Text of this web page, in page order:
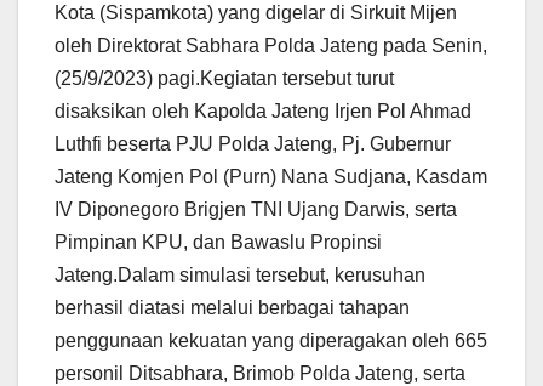
Kota (Sispamkota) yang digelar di Sirkuit Mijen
oleh Direktorat Sabhara Polda Jateng pada Senin,
(25/9/2023) pagi.Kegiatan tersebut turut
disaksikan oleh Kapolda Jateng Irjen Pol Ahmad
Luthfi beserta PJU Polda Jateng, Pj. Gubernur
Jateng Komjen Pol (Purn) Nana Sudjana, Kasdam
IV Diponegoro Brigjen TNI Ujang Darwis, serta
Pimpinan KPU, dan Bawaslu Propinsi
Jateng.Dalam simulasi tersebut, kerusuhan
berhasil diatasi melalui berbagai tahapan
penggunaan kekuatan yang diperagakan oleh 665
personil Ditsabhara, Brimob Polda Jateng, serta